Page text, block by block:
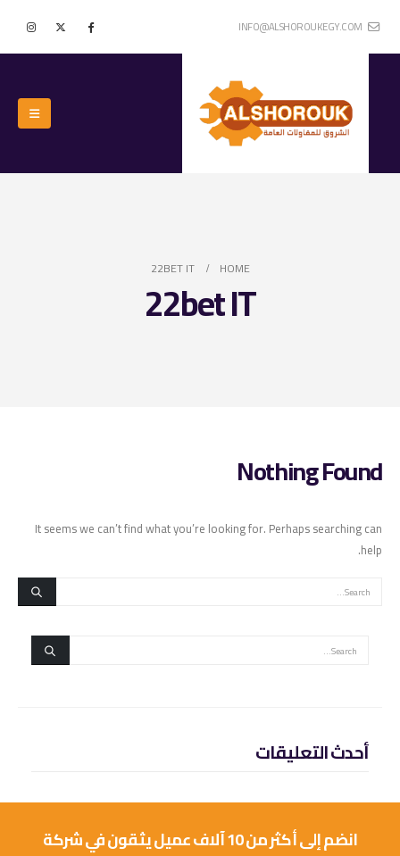
INFO@ALSHOROUKEGY.COM
HOME
22BET IT
22bet IT
Nothing Found
It seems we can’t find what you’re looking for. Perhaps searching can
help.
أحدث التعليقات
انضم إلى أكثر من 10 آلاف عميل يثقون في شركة